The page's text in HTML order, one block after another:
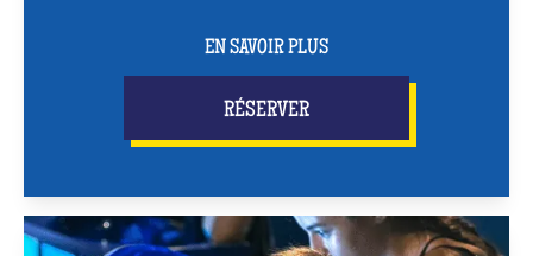
EN SAVOIR PLUS
RÉSERVER